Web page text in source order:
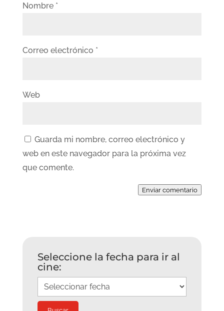
Nombre *
Correo electrónico *
Web
Guarda mi nombre, correo electrónico y
web en este navegador para la próxima vez
que comente.
Enviar comentario
Seleccione la fecha para ir al
cine: